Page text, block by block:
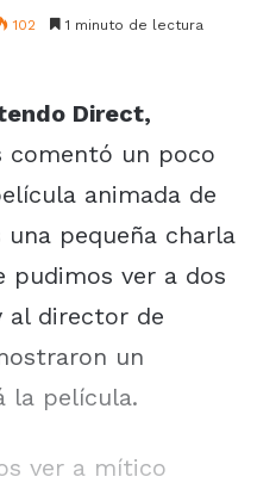
102 1 minuto de lectura
Direct,
comentó un poco
animada de
una pequeña charla
pudimos ver a dos
al director de
un
la película.
ver a mítico